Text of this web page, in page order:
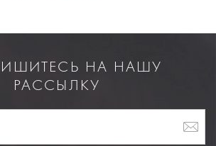
НА НАШУ
РАССЫЛКУ